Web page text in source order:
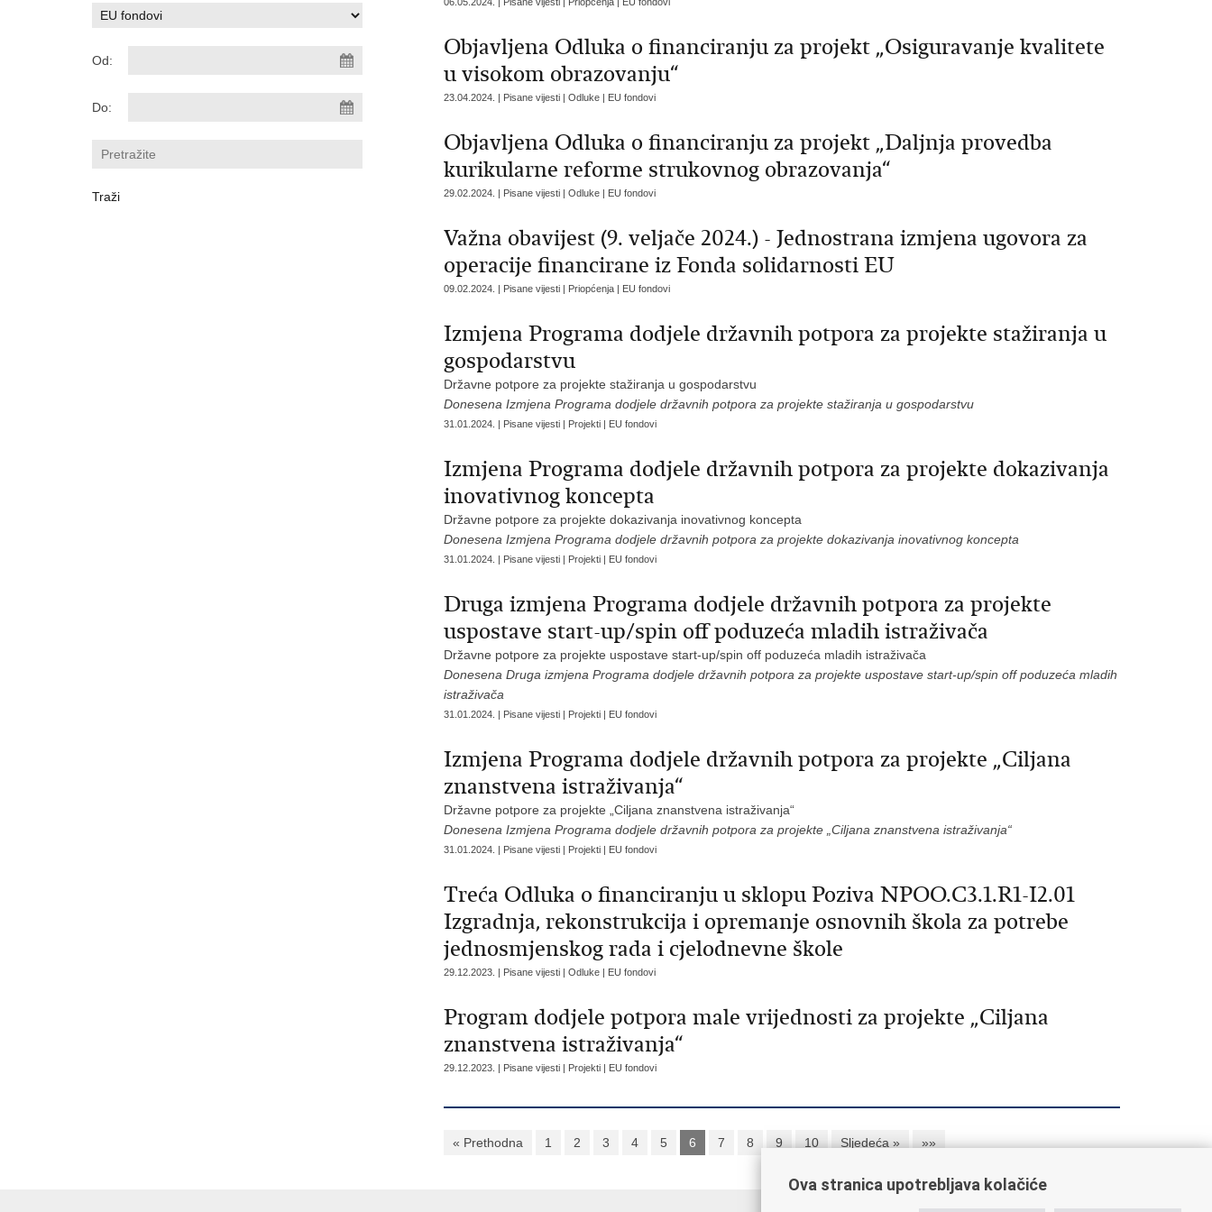
Od:
Do:
Objavljena Odluka o financiranju za projekt „Osiguravanje kvalitete
u visokom obrazovanju“
23.04.2024. | Pisane vijesti | Odluke | EU fondovi
Objavljena Odluka o financiranju za projekt „Daljnja provedba
kurikularne reforme strukovnog obrazovanja“
29.02.2024. | Pisane vijesti | Odluke | EU fondovi
Važna obavijest (9. veljače 2024.) - Jednostrana izmjena ugovora za
operacije financirane iz Fonda solidarnosti EU
09.02.2024. | Pisane vijesti | Priopćenja | EU fondovi
Izmjena Programa dodjele državnih potpora za projekte stažiranja u
gospodarstvu
Državne potpore za projekte stažiranja u gospodarstvu
Donesena Izmjena Programa dodjele državnih potpora za projekte stažiranja u gospodarstvu
31.01.2024. | Pisane vijesti | Projekti | EU fondovi
Izmjena Programa dodjele državnih potpora za projekte dokazivanja
inovativnog koncepta
Državne potpore za projekte dokazivanja inovativnog koncepta
Donesena Izmjena Programa dodjele državnih potpora za projekte dokazivanja inovativnog koncepta
31.01.2024. | Pisane vijesti | Projekti | EU fondovi
Druga izmjena Programa dodjele državnih potpora za projekte
uspostave start-up/spin off poduzeća mladih istraživača
Državne potpore za projekte uspostave start-up/spin off poduzeća mladih istraživača
Donesena Druga izmjena Programa dodjele državnih potpora za projekte uspostave start-up/spin off poduzeća mladih
istraživača
31.01.2024. | Pisane vijesti | Projekti | EU fondovi
Izmjena Programa dodjele državnih potpora za projekte „Ciljana
znanstvena istraživanja“
Državne potpore za projekte „Ciljana znanstvena istraživanja“
Donesena Izmjena Programa dodjele državnih potpora za projekte „Ciljana znanstvena istraživanja“
31.01.2024. | Pisane vijesti | Projekti | EU fondovi
Treća Odluka o financiranju u sklopu Poziva NPOO.C3.1.R1-I2.01
Izgradnja, rekonstrukcija i opremanje osnovnih škola za potrebe
jednosmjenskog rada i cjelodnevne škole
29.12.2023. | Pisane vijesti | Odluke | EU fondovi
Program dodjele potpora male vrijednosti za projekte „Ciljana
znanstvena istraživanja“
29.12.2023. | Pisane vijesti | Projekti | EU fondovi
« Prethodna 1 2 3 4 5 6 7 8 9 10 Sljedeća » »»
Ova stranica upotrebljava kolačiće